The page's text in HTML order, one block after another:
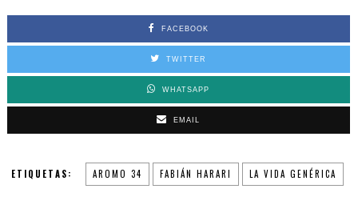
FACEBOOK
TWITTER
WHATSAPP
EMAIL
ETIQUETAS: AROMO 34 FABIÁN HARARI LA VIDA GENÉRICA